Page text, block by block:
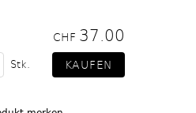
CHF 37.00
Stk.